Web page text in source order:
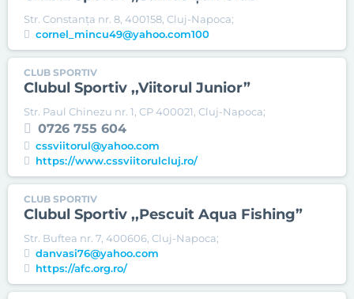
Str. Constanţa nr. 8, 400158, Cluj-Napoca;
cornel_mincu49@yahoo.com100
CLUB SPORTIV
Clubul Sportiv ,,Viitorul Junior”
Str. Paul Chinezu nr. 1, CP 400021, Cluj-Napoca;
0726 755 604
cssviitorul@yahoo.com
https://www.cssviitorulcluj.ro/
CLUB SPORTIV
Clubul Sportiv ,,Pescuit Aqua Fishing”
Str. Buftea nr. 7, 400606, Cluj-Napoca;
danvasi76@yahoo.com
https://afc.org.ro/